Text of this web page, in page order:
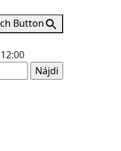
Button